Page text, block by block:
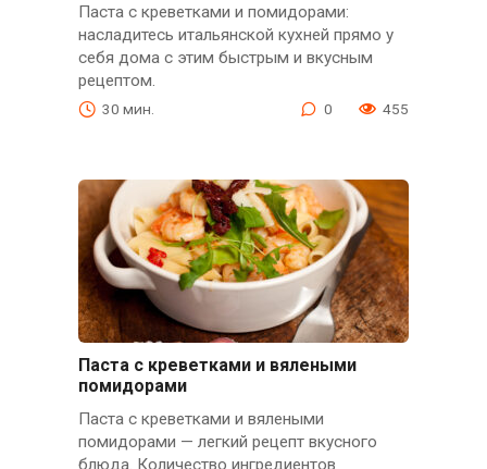
Паста с креветками и помидорами:
насладитесь итальянской кухней прямо у
себя дома с этим быстрым и вкусным
рецептом.
30 мин. 0 455
Паста с креветками и вялеными
помидорами
Паста с креветками и вялеными
помидорами — легкий рецепт вкусного
блюда. Количество ингредиентов